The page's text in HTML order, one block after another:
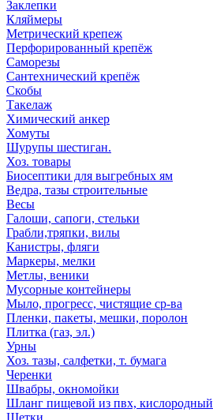
Заклепки
Кляймеры
Метрический крепеж
Перфорированный крепёж
Саморезы
Сантехнический крепёж
Скобы
Такелаж
Химический анкер
Хомуты
Шурупы шестиган.
Хоз. товары
Биосептики для выгребных ям
Ведра, тазы строительные
Весы
Галоши, сапоги, стельки
Грабли,тряпки, вилы
Канистры, фляги
Маркеры, мелки
Метлы, веники
Мусорные контейнеры
Мыло, прогресс, чистящие ср-ва
Пленки, пакеты, мешки, поролон
Плитка (газ, эл.)
Урны
Хоз. тазы, салфетки, т. бумага
Черенки
Швабры, окномойки
Шланг пищевой из пвх, кислородный
Щетки